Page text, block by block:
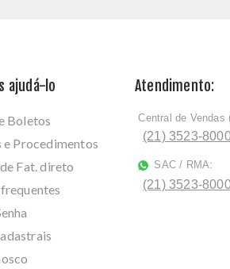
ajudá-lo
Boletos
Procedimentos
Fat. direto
Atendimento:
ﾠCentral de Vendas
(21) 3523-
SAC / RMA:
(21) 3523-